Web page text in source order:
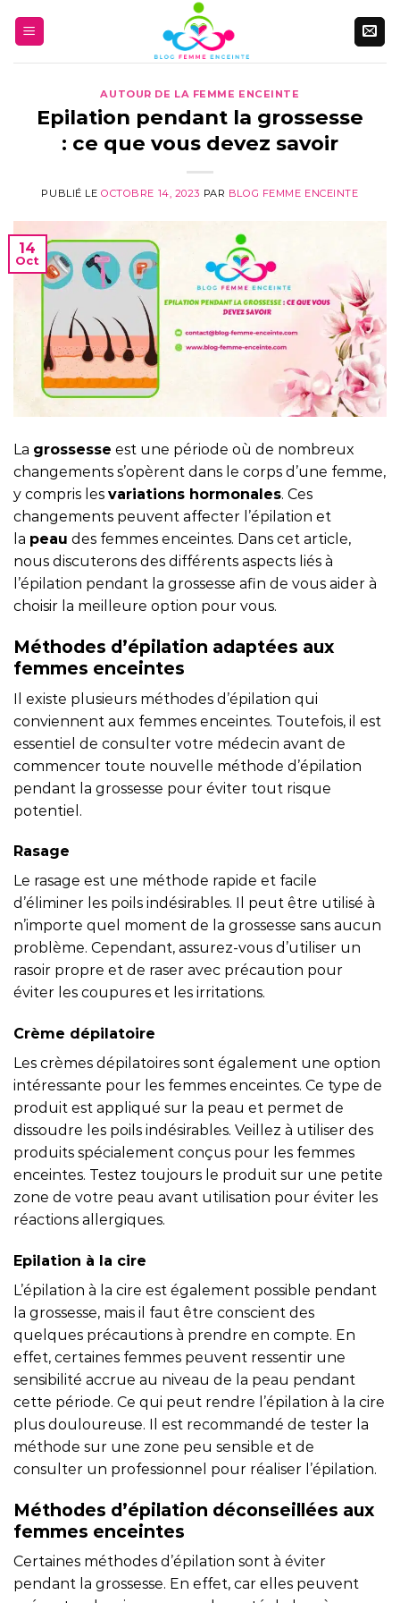
AUTOUR DE LA FEMME ENCEINTE
Epilation pendant la grossesse
: ce que vous devez savoir
PUBLIÉ LEOCTOBRE 14, 2023 PAR BLOG FEMME ENCEINTE
14
Oct
La grossesse est une période où de nombreux
changements s’opèrent dans le corps d’une femme,
y compris les variations hormonales. Ces
changements peuvent affecter l’épilation et
la peau des femmes enceintes. Dans cet article,
nous discuterons des différents aspects liés à
l’épilation pendant la grossesse afin de vous aider à
choisir la meilleure option pour vous.
Méthodes d’épilation adaptées aux
femmes enceintes
Il existe plusieurs méthodes d’épilation qui
conviennent aux femmes enceintes. Toutefois, il est
essentiel de consulter votre médecin avant de
commencer toute nouvelle méthode d’épilation
pendant la grossesse pour éviter tout risque
potentiel.
Rasage
Le rasage est une méthode rapide et facile
d’éliminer les poils indésirables. Il peut être utilisé à
n’importe quel moment de la grossesse sans aucun
problème. Cependant, assurez-vous d’utiliser un
rasoir propre et de raser avec précaution pour
éviter les coupures et les irritations.
Crème dépilatoire
Les crèmes dépilatoires sont également une option
intéressante pour les femmes enceintes. Ce type de
produit est appliqué sur la peau et permet de
dissoudre les poils indésirables. Veillez à utiliser des
produits spécialement conçus pour les femmes
enceintes. Testez toujours le produit sur une petite
zone de votre peau avant utilisation pour éviter les
réactions allergiques.
Epilation à la cire
L’épilation à la cire est également possible pendant
la grossesse, mais il faut être conscient des
quelques précautions à prendre en compte. En
effet, certaines femmes peuvent ressentir une
sensibilité accrue au niveau de la peau pendant
cette période. Ce qui peut rendre l’épilation à la cire
plus douloureuse. Il est recommandé de tester la
méthode sur une zone peu sensible et de
consulter un professionnel pour réaliser l’épilation.
Méthodes d’épilation déconseillées aux
femmes enceintes
Certaines méthodes d’épilation sont à éviter
pendant la grossesse. En effet, car elles peuvent